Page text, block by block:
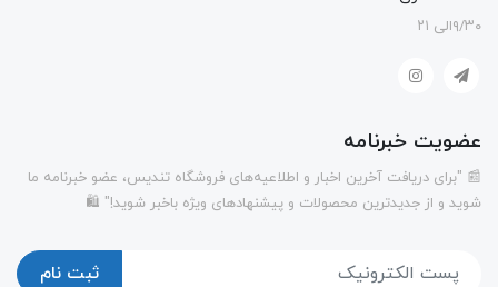
۹/۳۰الی ۲۱
عضویت خبرنامه
📰 "برای دریافت آخرین اخبار و اطلاعیه‌های فروشگاه تندیس، عضو خبرنامه ما
شوید و از جدیدترین محصولات و پیشنهادهای ویژه باخبر شوید!" 🛍️
ثبت نام